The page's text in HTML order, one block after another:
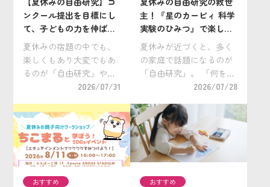
ンクール提出を目標にし
て、子どもの力を伸ばす
夏に！ 小学生向け「自由
研究コンクール」を紹介
夏休みの宿題の中でも、
楽しくもあり大変でもあ
るのが「自由研究」や
「自主学習」。この夏
を目標にしてみません
か？ お子さんの集中力や
粘り強さ、好奇心をいち
だんと伸ばすチャンスで
す！ 作品の提出先として
「 […]
2026/07/31
主！『星のカービィ 科学
実験のひみつ』で楽しく
科学を学ぼう
夏休みが近づくと、多く
の家庭で話題になるのが
「自由研究」。 「何をテ
ーマにしよう？」 「せっ
り組んでほしい」 「親も
手伝いやすい実験がい
い」 そんな悩みを抱える
小学生保護者の方も多い
のではないでしょ […]
2026/07/28
おすすめ おすすめ